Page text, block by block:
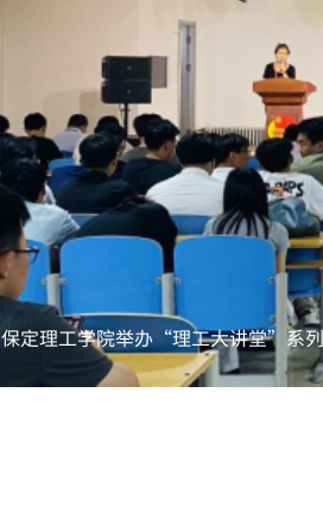
保定理工学院举办“理工大讲堂”系